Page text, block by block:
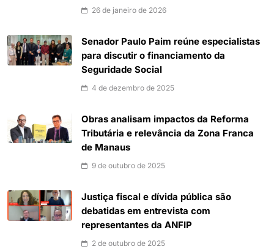
26 de janeiro de 2026
Senador Paulo Paim reúne especialistas
para discutir o financiamento da
Seguridade Social
4 de dezembro de 2025
Obras analisam impactos da Reforma
Tributária e relevância da Zona Franca
de Manaus
9 de outubro de 2025
Justiça fiscal e dívida pública são
debatidas em entrevista com
representantes da ANFIP
2 de outubro de 2025